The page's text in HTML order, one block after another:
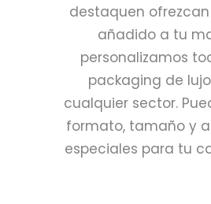
destaquen
añadido a tu
personalizamos
packaging de
cualquier sector.
formato, tamaño y
especiales para tu